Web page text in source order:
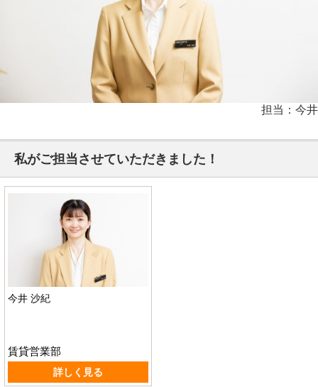
担当：今井
私がご担当させていただきました！
今井 沙紀
賃貸営業部
詳しく見る